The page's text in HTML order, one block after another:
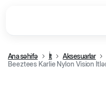
Ana səhifə İt Aksesuarlar